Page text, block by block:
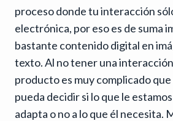
proceso donde tu interacción
electrónica, por eso es de suma
bastante contenido digital en
texto. Al no tener una
producto es muy complicado
pueda decidir si lo que le
adapta o no a lo que él necesita.